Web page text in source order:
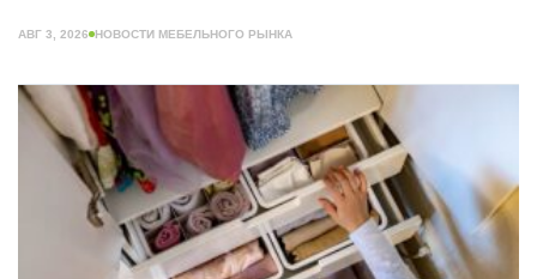
АВГ 3, 2026 НОВОСТИ МЕБЕЛЬНОГО РЫНКА